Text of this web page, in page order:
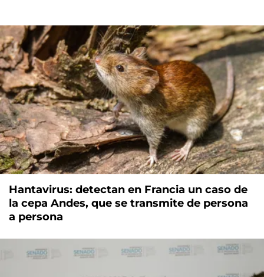
Hantavirus: detectan en Francia un caso de
la cepa Andes, que se transmite de persona
a persona